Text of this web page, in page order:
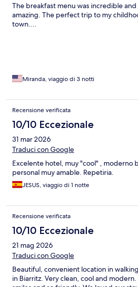
The breakfast menu was incredible
amazing. The perfect trip to my
town....
Miranda, viaggio di 3 notti
Recensione verificata
10/10 Eccezionale
31 mar 2026
Traduci con Google
Excelente hotel, muy "cool" , moderno
personal muy amable. Repetiria.
JESUS, viaggio di 1 notte
Recensione verificata
10/10 Eccezionale
21 mag 2026
Traduci con Google
Beautiful, convenient location in
in Biarritz. Very clean, cool and